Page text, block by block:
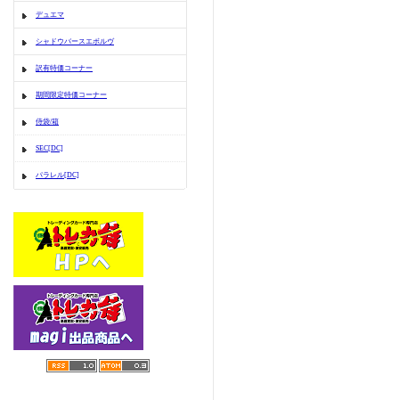
デュエマ
シャドウバースエボルヴ
訳有特価コーナー
期間限定特価コーナー
侍袋/箱
SEC[DC]
パラレル[DC]